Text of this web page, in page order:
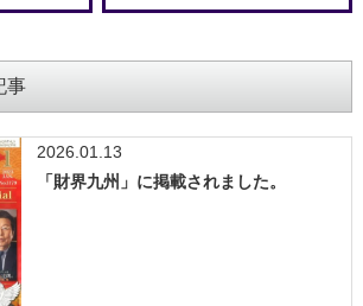
事
2026.01.13
「財界九州」に掲載されました。